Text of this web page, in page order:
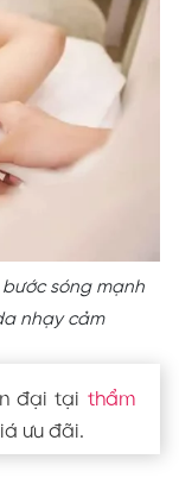
sóng mạnh
nhạy cảm
đại tại thẩm
ưu đãi.